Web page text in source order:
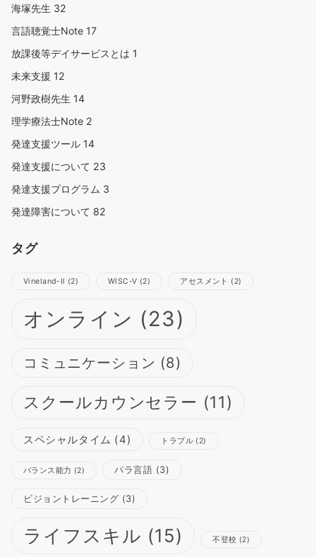
海塚先生 32
言語聴覚士Note 17
放課後等デイサービスとは 1
未来支援 12
河野政樹先生 14
理学療法士Note 2
発達支援ツール 14
発達支援について 23
発達支援プログラム 3
発達障害について 82
タグ
Vineland-Ⅱ (2) WISC-Ⅴ (2) アセスメント (2)
オンライン (23)
コミュニケーション (8)
スクールカウンセラー (11)
スペシャルタイム (4) トラブル (2)
バランス能力 (2) パラ言語 (3)
ビジョントレーニング (3)
ライフスキル (15) 不登校 (2)